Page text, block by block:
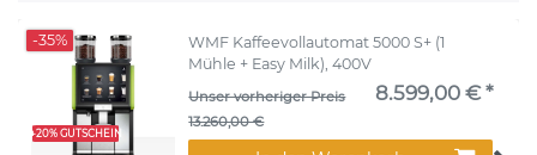
+20% GUTSCHEIN
-35%
WMF Kaffeevollautomat 5000 S+ (1
Mühle + Easy Milk), 400V
Unser vorheriger Preis
13.260,00 €
8.599,00 € *